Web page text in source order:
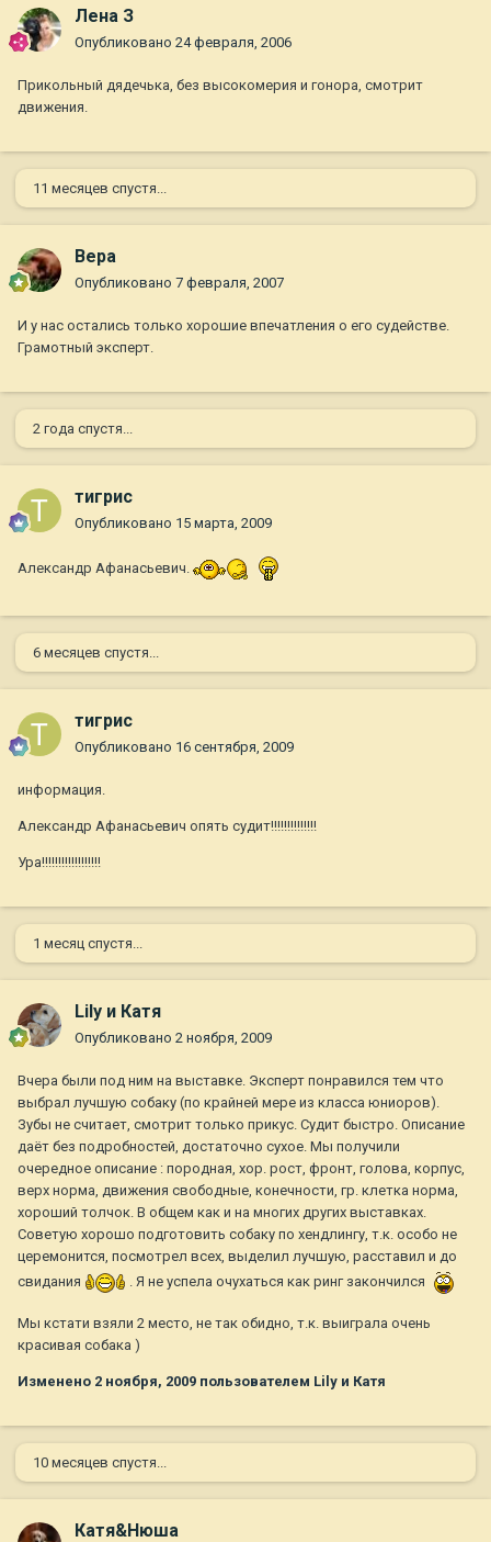
Лена З
Опубликовано 24 февраля, 2006
Прикольный дядечька, без высокомерия и гонора, смотрит
движения.
11 месяцев спустя...
Вера
Опубликовано 7 февраля, 2007
И у нас остались только хорошие впечатления о его судействе.
Грамотный эксперт.
2 года спустя...
тигрис
Опубликовано 15 марта, 2009
Александр Афанасьевич.
6 месяцев спустя...
тигрис
Опубликовано 16 сентября, 2009
информация.
Александр Афанасьевич опять судит!!!!!!!!!!!!!!
Ура!!!!!!!!!!!!!!!!!!
1 месяц спустя...
Lily и Катя
Опубликовано 2 ноября, 2009
Вчера были под ним на выставке. Эксперт понравился тем что
выбрал лучшую собаку (по крайней мере из класса юниоров).
Зубы не считает, смотрит только прикус. Судит быстро. Описание
даёт без подробностей, достаточно сухое. Мы получили
очередное описание : породная, хор. рост, фронт, голова, корпус,
верх норма, движения свободные, конечности, гр. клетка норма,
хороший толчок. В общем как и на многих других выставках.
Советую хорошо подготовить собаку по хендлингу, т.к. особо не
церемонится, посмотрел всех, выделил лучшую, расставил и до
свидания
. Я не успела очухаться как ринг закончился
Мы кстати взяли 2 место, не так обидно, т.к. выиграла очень
красивая собака )
Изменено 2 ноября, 2009 пользователем Lily и Катя
10 месяцев спустя...
Катя&Нюша